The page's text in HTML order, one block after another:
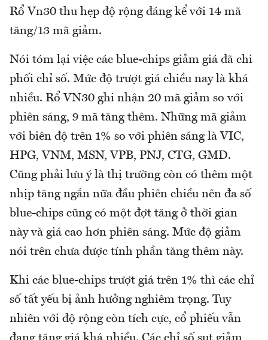
Rổ Vn30 thu hẹp độ rộng đáng kể với 14 mã
tăng/13 mã giảm.
Nói tóm lại việc các blue-chips giảm giá đã chi
phối chỉ số. Mức độ trượt giá chiều nay là khá
nhiều. Rổ VN30 ghi nhận 20 mã giảm so với
phiên sáng, 9 mã tăng thêm. Những mã giảm
với biên độ trên 1% so với phiên sáng là VIC,
HPG, VNM, MSN, VPB, PNJ, CTG, GMD.
Cũng phải lưu ý là thị trường còn có thêm một
nhịp tăng ngắn nữa đầu phiên chiều nên đa số
blue-chips cũng có một đợt tăng ở thời gian
này và giá cao hơn phiên sáng. Mức độ giảm
nói trên chưa được tính phần tăng thêm này.
Khi các blue-chips trượt giá trên 1% thì các chỉ
số tất yếu bị ảnh hưởng nghiêm trọng. Tuy
nhiên với độ rộng còn tích cực, cổ phiếu vẫn